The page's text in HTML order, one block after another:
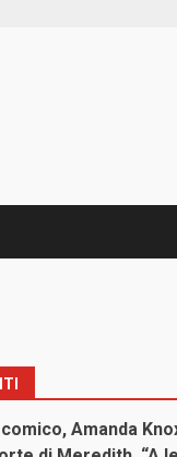
Amanda